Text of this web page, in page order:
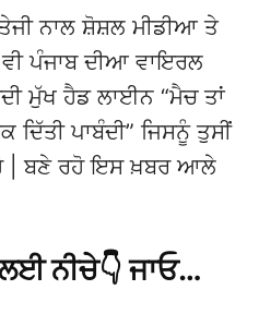
ਨਾਲ ਸ਼ੋਸ਼ਲ ਮੀਡੀਆ ਤੇ
ਪੰਜਾਬ ਦੀਆ ਵਾਇਰਲ
ਮੁੱਖ ਹੈਡ ਲਾਈਨ “ਮੈਚ ਤਾਂ
ਦਿੱਤੀ ਪਾਬੰਦੀ” ਜਿਸਨੂੰ ਤੁਸੀਂ
| ਬਣੇ ਰਹੋ ਇਸ ਖ਼ਬਰ ਆਲੇ
ਨੀਚੇ👇 ਜਾਓ…